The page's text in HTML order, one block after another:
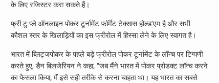
के लिए रजिस्‍टर करा सकते हैं।
फ्री टु प्‍ले ऑनलाइन पोकर टूर्नामेंट फॉर्मेट टेक्‍सास होल्‍ड’एम है और सभी
कौशल स्‍तर के खिलाड़ियों का इस फ्रीरोल में हिस्‍सा लेने के लिए स्‍वागत है।
भारत में ब्लिट्जपोकर के पहले बड़े फ्रीरोल पोकर टूर्नामेंट के लॉन्‍च पर टिप्‍पणी
करते हुए, डैन बिलजेरियन ने कहा, “जब मैंने भारत में पोकर प्रोडक्‍ट लॉन्‍च करने
का फैसला किया, मैं इसे सही तरीके से करना चाहता था। यह भारत का सबसे